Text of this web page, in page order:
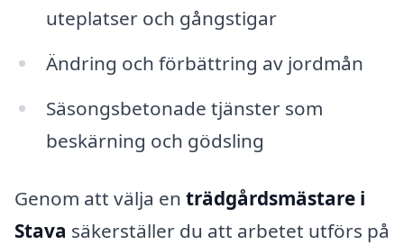
uteplatser och gångstigar
Ändring och förbättring av jordmån
Säsongsbetonade tjänster som
beskärning och gödsling
Genom att välja en trädgårdsmästare i
Stava säkerställer du att arbetet utförs på